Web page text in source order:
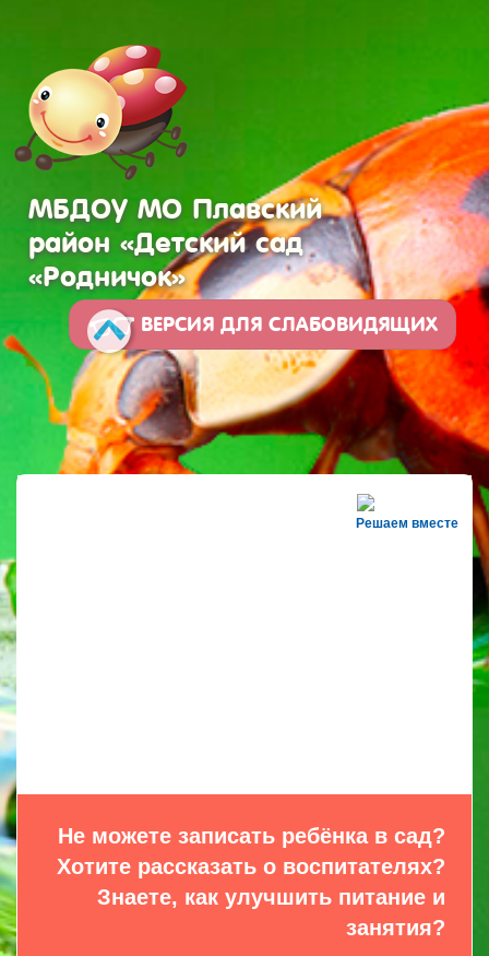
МБДОУ МО Плавский
район «Детский сад
«Родничок»
ВЕРСИЯ ДЛЯ СЛАБОВИДЯЩИХ
Решаем вместе
Не можете записать ребёнка в сад?
Хотите рассказать о воспитателях?
Знаете, как улучшить питание и
занятия?